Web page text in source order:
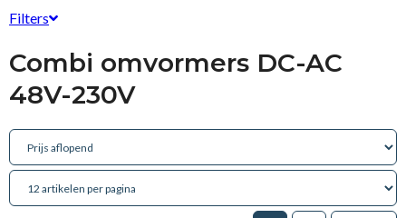
Filters
Type
Quattro (5)
MultiPlus(8)
MultiPlus-II
MultiPlus-II GX(2)
Combi omvormers DC-AC
48V-230V